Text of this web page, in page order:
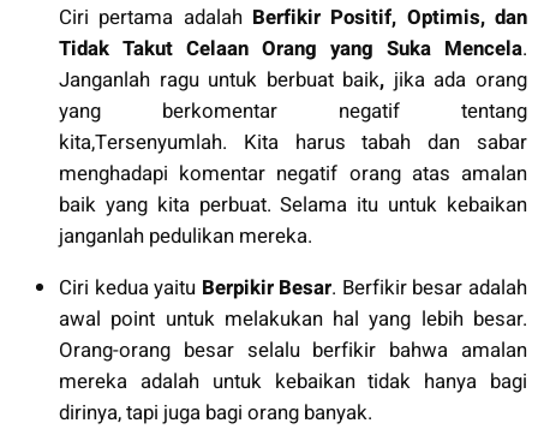
Ciri pertama adalah Berfikir Positif, Optimis, dan
Tidak Takut Celaan Orang yang Suka Mencela.
Janganlah ragu untuk berbuat baik, jika ada orang
yang berkomentar negatif tentang
kita,Tersenyumlah. Kita harus tabah dan sabar
menghadapi komentar negatif orang atas amalan
baik yang kita perbuat. Selama itu untuk kebaikan
janganlah pedulikan mereka.
Ciri kedua yaitu Berpikir Besar. Berfikir besar adalah
awal point untuk melakukan hal yang lebih besar.
Orang-orang besar selalu berfikir bahwa amalan
mereka adalah untuk kebaikan tidak hanya bagi
dirinya, tapi juga bagi orang banyak.